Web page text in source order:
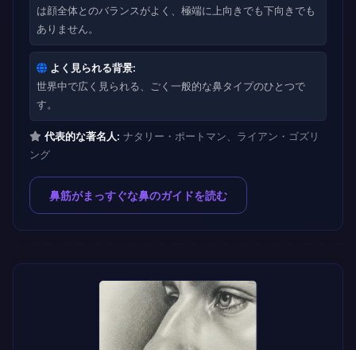
は顔全体とのバランスがよく、極端に上向きでも下向きでも
ありません。
よく見られる背景:
世界中で広く見られる、ごく一般的な鼻タイプのひとつで
す。
代表的な著名人: ナタリー・ポートマン、ライアン・ゴズリ
ング
鼻筋がまっすぐな鼻のガイドを読む